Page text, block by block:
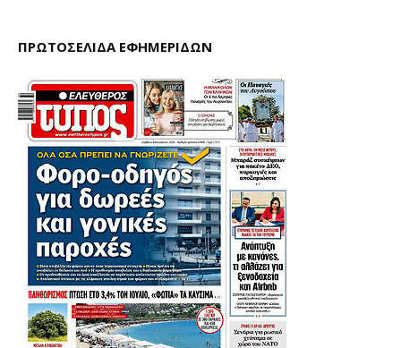
ΠΡΩΤΟΣΕΛΙΔΑ ΕΦΗΜΕΡΙΔΩΝ